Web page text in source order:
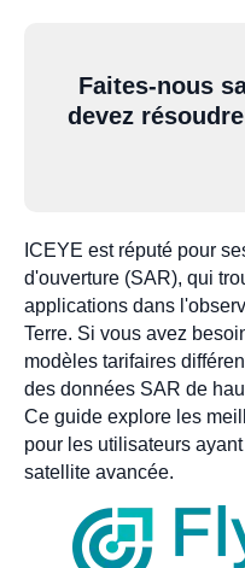
Faites-nous
devez
ICEYE est réputé pour
d'ouverture (SAR), qui
applications dans
Terre. Si vous avez
modèles tarifaires
des données SAR de
Ce guide explore les
pour les utilisateurs
satellite avancée.